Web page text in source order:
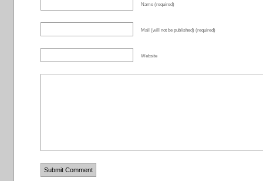
Name (required)
Mail (will not be published) (required)
Website